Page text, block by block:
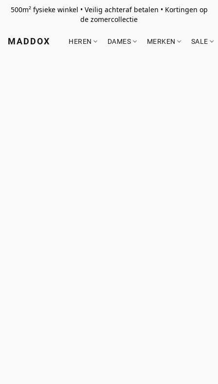
500m² fysieke winkel • Veilig achteraf betalen • Kortingen op
de zomercollectie
MADDOX HEREN DAMES MERKEN SALE